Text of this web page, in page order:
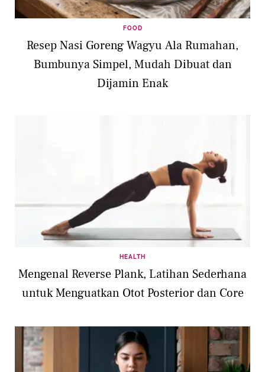
FOOD
Resep Nasi Goreng Wagyu Ala Rumahan,
Bumbunya Simpel, Mudah Dibuat dan
Dijamin Enak
HEALTH
Mengenal Reverse Plank, Latihan Sederhana
untuk Menguatkan Otot Posterior dan Core